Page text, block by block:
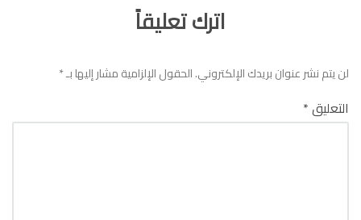
اترك تعليقاً
لن يتم نشر عنوان بريدك الإلكتروني.الحقول الإلزامية مشار إليها بـ*
التعليق*